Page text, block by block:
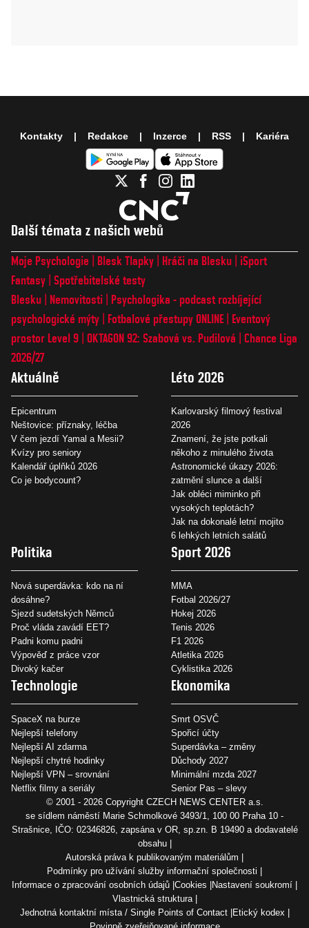
Další témata z našich webů
Moje Psychologie Blesk Tlapky Hráči na Blesku
iSport
Fantasy Spotřebitelské testy
Blesku
Nemovitosti
Psychologika - podcast rozbíjející
psychologické mýty
Fotbalové přestupy ONLINE
Eventový
prostor Level 9 OKTAGON 92: Szabová vs. Pudilová
Chance Liga
2026/27
Aktuálně
Epicentrum
Neštovice: příznaky, léčba
V čem jezdí Yamal a Mesii?
Kvízy pro seniory
Kalendář úplňků 2026
Co je bodycount?
Léto 2026
Karlovarský filmový festival
2026
Znamení, že jste potkali
někoho z minulého života
Astronomické úkazy 2026:
zatmění slunce a další
Jak obléci miminko při
vysokých teplotách?
Jak na dokonalé letní mojito
6 lehkých letních salátů
Politika
Nová superdávka: kdo na ní
dosáhne?
Sjezd sudetských Němců
Proč vláda zavádí EET?
Padni komu padni
Výpověď z práce vzor
Divoký kačer
Sport 2026
MMA
Fotbal 2026/27
Hokej 2026
Tenis 2026
F1 2026
Atletika 2026
Cyklistika 2026
Technologie
SpaceX na burze
Nejlepší telefony
Nejlepší AI zdarma
Nejlepší chytré hodinky
Nejlepší VPN – srovnání
Netflix filmy a seriály
Ekonomika
Smrt OSVČ
Spořicí účty
Superdávka – změny
Důchody 2027
Minimální mzda 2027
Senior Pas – slevy
Kontakty Redakce Inzerce RSS Kariéra
© 2001 - 2026 Copyright CZECH NEWS CENTER a.s.
se sídlem náměstí Marie Schmolkové 3493/1, 100 00 Praha 10 -
Strašnice, IČO: 02346826, zapsána v OR, sp.zn. B 19490 a dodavatelé
obsahu
Autorská práva k publikovaným materiálům
Podmínky pro užívání služby informační společnosti
Informace o zpracování osobních údajů Cookies Nastavení soukromí
Vlastnická struktura
Jednotná kontaktní místa / Single Points of Contact Etický kodex